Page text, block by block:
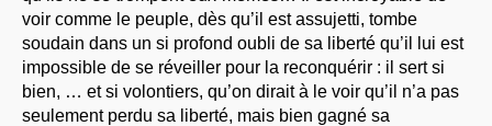
voir comme le peuple, dès qu’il est assujetti, tombe
soudain dans un si profond oubli de sa liberté qu’il lui est
impossible de se réveiller pour la reconquérir : il sert si
bien, … et si volontiers, qu’on dirait à le voir qu’il n’a pas
seulement perdu sa liberté, mais bien gagné sa